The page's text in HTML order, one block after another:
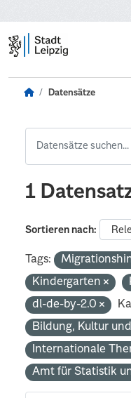
Datensätze
1
Sortieren nach
Tags:
Kindergarten
dl-de-by-2.0
Bildung, Kultur
Internationale
Amt für Statistik